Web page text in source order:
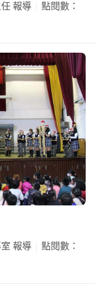
報導
點閱數：
報導
點閱數：